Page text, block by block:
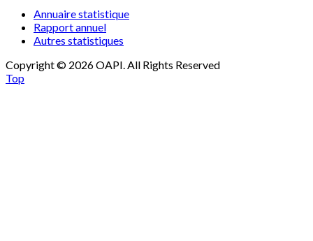
Annuaire statistique
Rapport annuel
Autres statistiques
Copyright © 2026 OAPI. All Rights Reserved
Top